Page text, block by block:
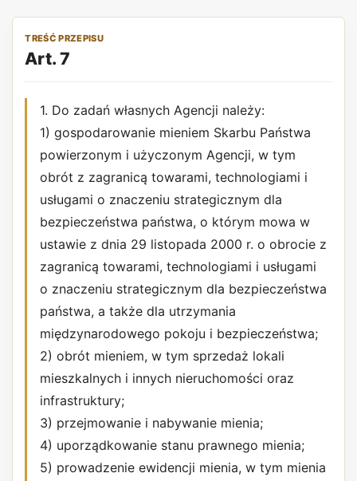
TREŚĆ PRZEPISU
Art. 7
1. Do zadań własnych Agencji należy:
1) gospodarowanie mieniem Skarbu Państwa
powierzonym i użyczonym Agencji, w tym
obrót z zagranicą towarami, technologiami i
usługami o znaczeniu strategicznym dla
bezpieczeństwa państwa, o którym mowa w
ustawie z dnia 29 listopada 2000 r. o obrocie z
zagranicą towarami, technologiami i usługami
o znaczeniu strategicznym dla bezpieczeństwa
państwa, a także dla utrzymania
międzynarodowego pokoju i bezpieczeństwa;
2) obrót mieniem, w tym sprzedaż lokali
mieszkalnych i innych nieruchomości oraz
infrastruktury;
3) przejmowanie i nabywanie mienia;
4) uporządkowanie stanu prawnego mienia;
5) prowadzenie ewidencji mienia, w tym mienia